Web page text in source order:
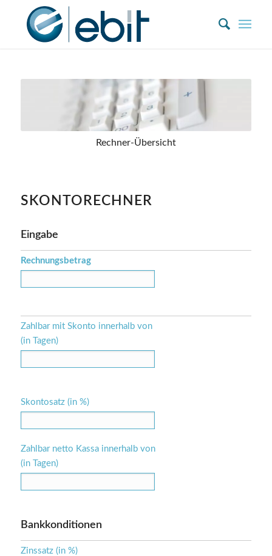
springen
Rechner-Übersicht
SKONTORECHNER
Eingabe
Rechnungsbetrag
Zahlbar mit Skonto innerhalb von
(in Tagen)
Skontosatz (in %)
Zahlbar netto Kassa innerhalb von
(in Tagen)
Bankkonditionen
Zinssatz (in %)